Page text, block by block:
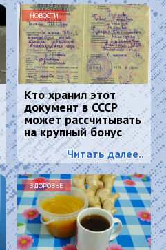
НОВОСТИ
Кто хранил этот
документ в СССР
может рассчитывать
на крупный бонус
Читать далее..
ЗДОРОВЬЕ